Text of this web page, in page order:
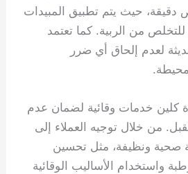
حيث يتم تطبيق المبيدات
من الربية. كما تعتمد
لعدم إلحاق أي ضرر
كلين خدمات وقائية لضمان عدم
من خلال توجيه العملاء إلى
صحية ونظيفة، مثل تحسين
واستخدام الأساليب الوقائية